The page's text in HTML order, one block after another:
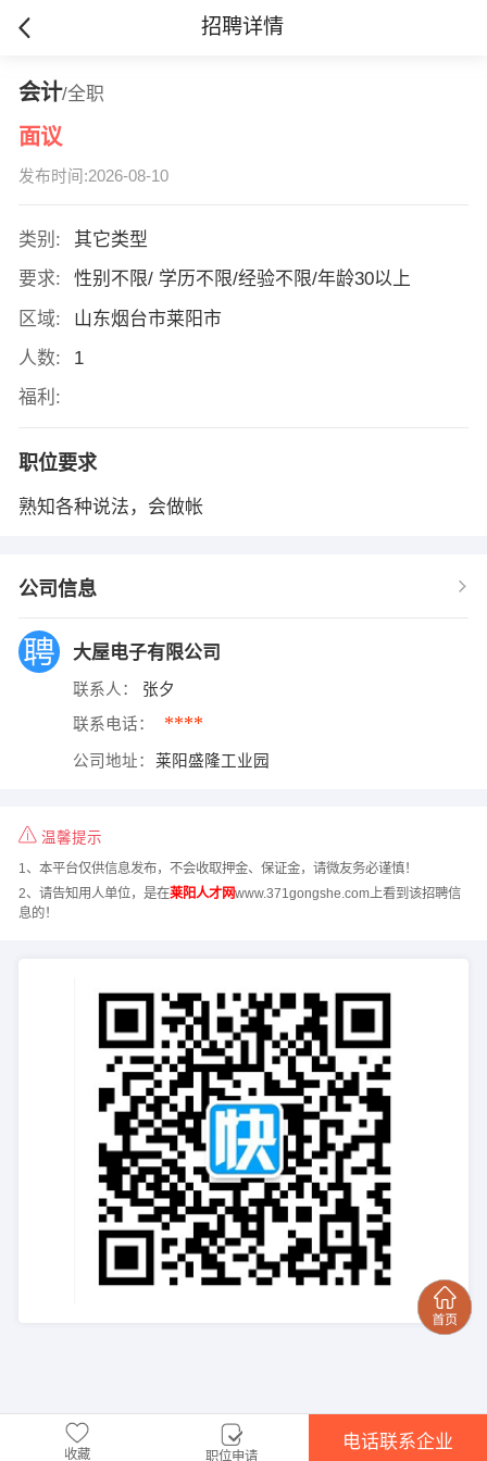
招聘详情
会计/全职
面议
发布时间:2026-08-10
类别:
其它类型
要求:
性别不限/ 学历不限/经验不限/年龄30以上
区域:
山东烟台市莱阳市
人数:
1
福利:
职位要求
熟知各种说法，会做帐
公司信息
大屋电子有限公司
联系人： 张夕
联系电话： ****
公司地址： 莱阳盛隆工业园
温馨提示
1、本平台仅供信息发布，不会收取押金、保证金，请微友务必谨慎！
2、请告知用人单位，是在莱阳人才网www.371gongshe.com上看到该招聘信
息的！
收藏 职位申请
电话联系企业